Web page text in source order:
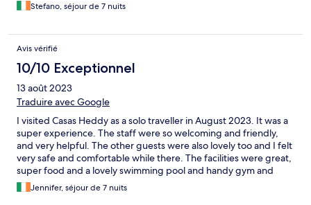
Stefano, séjour de 7 nuits
Avis vérifié
10/10 Exceptionnel
13 août 2023
Traduire avec Google
I visited Casas Heddy as a solo traveller in August 2023. It was a
super experience. The staff were so welcoming and friendly,
and very helpful. The other guests were also lovely too and I felt
very safe and comfortable while there. The facilities were great,
super food and a lovely swimming pool and handy gym and
classes. I would definitely recommend Casas Heddy to anyone.
Jennifer, séjour de 7 nuits